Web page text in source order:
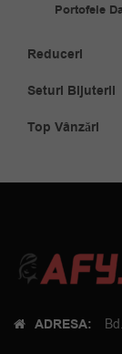
Portofele
Reduceri
Seturi Bijuterii
Top Vânzări
ADRESA: